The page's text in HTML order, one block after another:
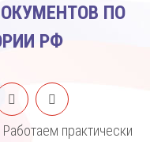
ПО
РФ
Работаем практически